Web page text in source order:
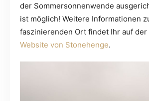
der Sommersonnenwende
ist möglich! Weitere Informationen
faszinierenden Ort findet Ihr auf der
Website von Stonehenge.